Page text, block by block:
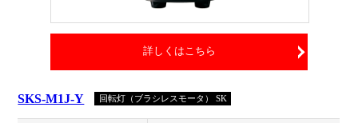
詳しくはこちら
SKS-M1J-Y 回転灯（ブラシレスモータ） SK